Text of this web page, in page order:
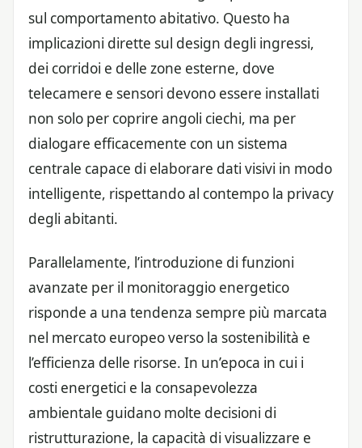
sul comportamento abitativo. Questo ha
implicazioni dirette sul design degli ingressi,
dei corridoi e delle zone esterne, dove
telecamere e sensori devono essere installati
non solo per coprire angoli ciechi, ma per
dialogare efficacemente con un sistema
centrale capace di elaborare dati visivi in modo
intelligente, rispettando al contempo la privacy
degli abitanti.
Parallelamente, l’introduzione di funzioni
avanzate per il monitoraggio energetico
risponde a una tendenza sempre più marcata
nel mercato europeo verso la sostenibilità e
l’efficienza delle risorse. In un’epoca in cui i
costi energetici e la consapevolezza
ambientale guidano molte decisioni di
ristrutturazione, la capacità di visualizzare e